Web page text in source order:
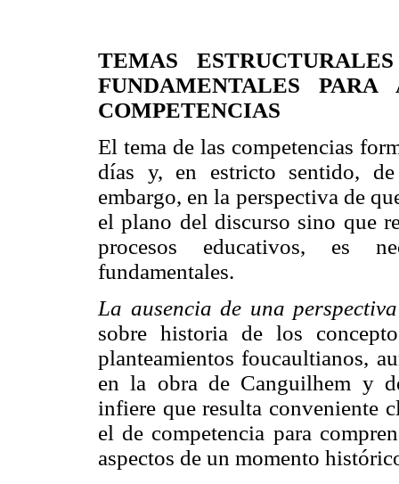
TEMAS
FUNDAMENTALES
COMPETENCIAS
El tema de las competencias
días y, en estricto sentido,
embargo, en la perspectiva de
el plano del discurso sino que
procesos educativos, es
fundamentales.
La ausencia de una
sobre historia de los
planteamientos foucaultianos,
en la obra de Canguilhem y
infiere que resulta conveniente
el de competencia para
aspectos de un momento